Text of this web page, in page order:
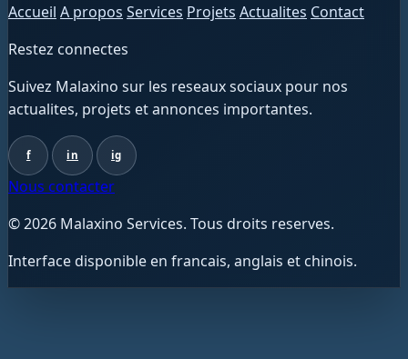
Accueil A propos Services Projets Actualites Contact
Restez connectes
Suivez Malaxino sur les reseaux sociaux pour nos
actualites, projets et annonces importantes.
f in ig
Nous contacter
© 2026 Malaxino Services. Tous droits reserves.
Interface disponible en francais, anglais et chinois.